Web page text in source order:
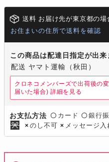
送料 お届け先が東京都の場
お住まいの住所で送料を確認
この商品は配達日指定が出来
配送 ヤマト運輸（秋田）
クロネコメンバーズで出荷後の
届いた場合) 詳細を見る
お支払方法 〇 カード 〇 銀行
× のし不可 × メッセージ入